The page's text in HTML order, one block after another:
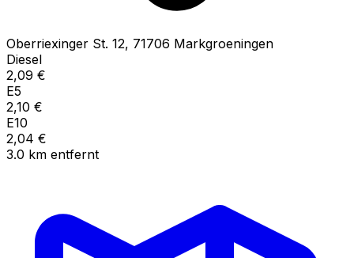
Oberriexinger St. 12, 71706 Markgroeningen
Diesel
2,09 €
E5
2,10 €
E10
2,04 €
3.0 km entfernt